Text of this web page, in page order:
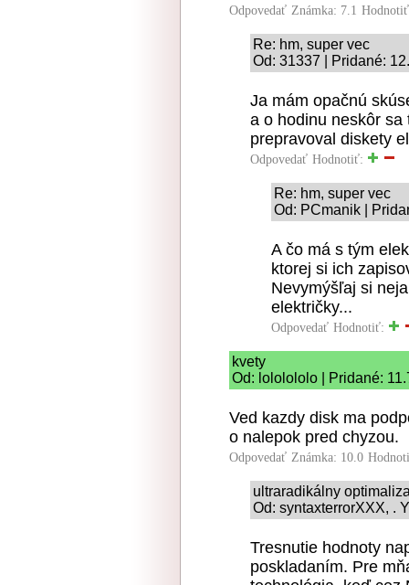
Odpovedať Známka: 7.1
Re: hm, super vec
Od: 31337 | Pridané:
Ja mám opačnú
a o hodinu neskôr
prepravoval diskety
Odpovedať Hodnotiť:
Re: hm, super vec
Od: PCmanik |
A čo má s tým
ktorej si ich
Nevymýšľaj si
električky...
Odpovedať Hodnotiť:
kvety
Od: lololololo | Pridané:
Ved kazdy disk ma
o nalepok pred chyzou.
Odpovedať Známka: 10.0
ultraradikálny
Od: syntaxterrorXXX, .
Tresnutie hodnoty
poskladaním. Pre